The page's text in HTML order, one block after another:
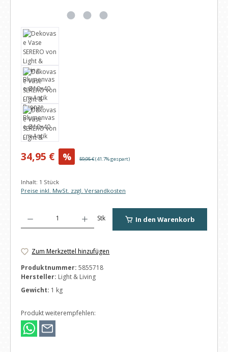
Verkaufspreis:
34,95 € % Regulärer Preis:
59,95 €(41.7% gespart)
Inhalt: 1 Stück
Preise inkl. MwSt. zzgl. Versandkosten
Stk In den Warenkorb
Zum Merkzettel hinzufügen
Produktnummer: 5855718
Hersteller: Light & Living
Gewicht: 1 kg
Produkt weiterempfehlen: